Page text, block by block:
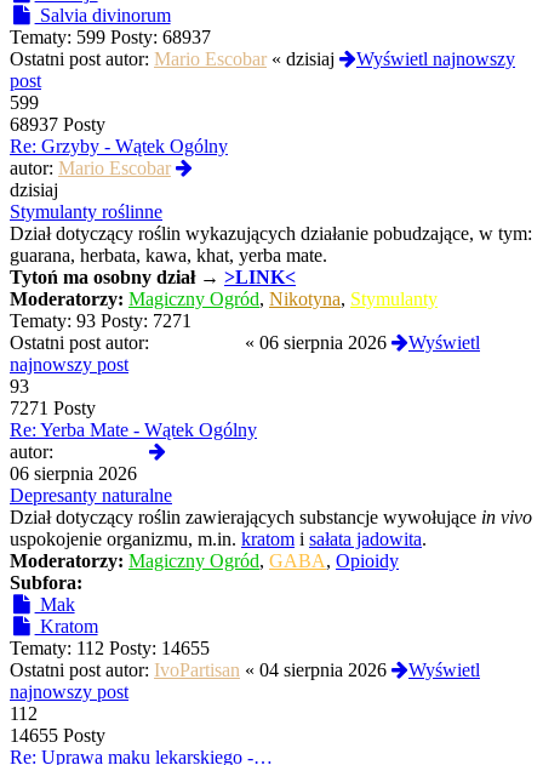
Salvia divinorum
Tematy: 599 Posty: 68937
Ostatni post autor: Mario Escobar « dzisiaj
Wyświetl najnowszy
post
599
68937 Posty
Re: Grzyby - Wątek Ogólny
autor: Mario Escobar
dzisiaj
Stymulanty roślinne
Dział dotyczący roślin wykazujących działanie pobudzające, w tym:
guarana, herbata, kawa, khat, yerba mate.
Tytoń ma osobny dział → >LINK<
Moderatorzy: Magiczny Ogród, Nikotyna, Stymulanty
Tematy: 93 Posty: 7271
Ostatni post autor:
« 06 sierpnia 2026
Wyświetl
najnowszy post
93
7271 Posty
Re: Yerba Mate - Wątek Ogólny
autor:
post
06 sierpnia 2026
Depresanty naturalne
Dział dotyczący roślin zawierających substancje wywołujące in vivo
uspokojenie organizmu, m.in. kratom i sałata jadowita.
Moderatorzy: Magiczny Ogród, GABA, Opioidy
Subfora:
Mak
Kratom
Tematy: 112 Posty: 14655
Ostatni post autor: IvoPartisan « 04 sierpnia 2026
Wyświetl
najnowszy post
112
14655 Posty
Re: Uprawa maku lekarskiego -…